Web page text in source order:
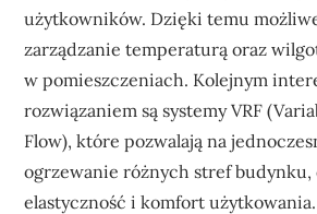
użytkowników. Dzięki temu
zarządzanie temperaturą oraz
w pomieszczeniach. Kolejnym
rozwiązaniem są systemy VRF
Flow), które pozwalają na
ogrzewanie różnych stref budynku,
elastyczność i komfort